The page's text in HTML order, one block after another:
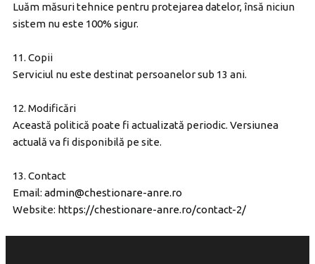
Luăm măsuri tehnice pentru protejarea datelor, însă niciun
sistem nu este 100% sigur.
11. Copii
Serviciul nu este destinat persoanelor sub 13 ani.
12. Modificări
Această politică poate fi actualizată periodic. Versiunea
actuală va fi disponibilă pe site.
13. Contact
Email: admin@chestionare-anre.ro
Website: https://chestionare-anre.ro/contact-2/